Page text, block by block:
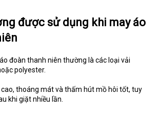
được sử dụng khi may áo
đoàn thanh niên thường là các loại vải
polyester.
thoáng mát và thấm hút mồ hôi tốt, tuy
khi giặt nhiều lần.